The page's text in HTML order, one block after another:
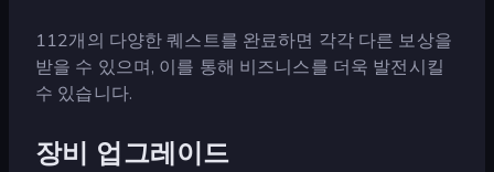
112개의 다양한 퀘스트를 완료하면 각각 다른 보상을
받을 수 있으며, 이를 통해 비즈니스를 더욱 발전시킬
수 있습니다.
장비 업그레이드